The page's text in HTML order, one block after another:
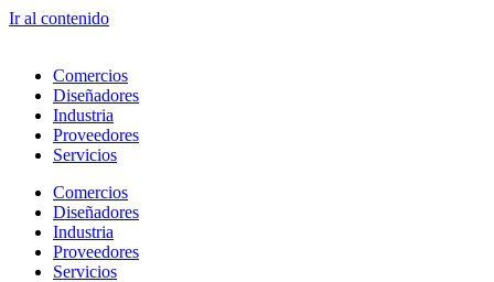
Ir al contenido
Comercios
Diseñadores
Industria
Proveedores
Servicios
Comercios
Diseñadores
Industria
Proveedores
Servicios